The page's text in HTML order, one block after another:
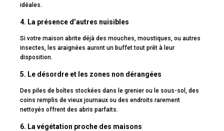
idéales.
4. La présence d’autres nuisibles
Si votre maison abrite déjà des mouches, moustiques, ou autres
insectes, les araignées auront un buffet tout prêt à leur
disposition.
5. Le désordre et les zones non dérangées
Des piles de boîtes stockées dans le grenier ou le sous-sol, des
coins remplis de vieux journaux ou des endroits rarement
nettoyés offrent des abris parfaits.
6. La végétation proche des maisons